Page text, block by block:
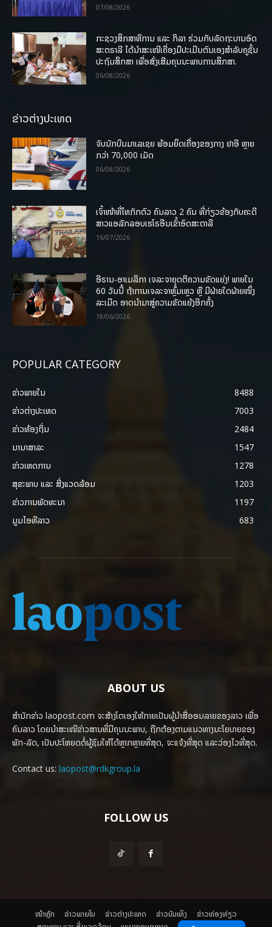
07/08/2026
ກະຊວງສຶກສາທິການ ແລະ ກິລາ ຮ່ວມກັບລັດຖະບານອົດ
ສະຕຣາລີ ໄດ້ນຳສະເໜີເຄື່ອງມືປະເມີນຕົນເອງສຳລັບຄູຊັ້ນ
ປະຖົມສຶກສາ ເພື່ອສົ່ງເສີມຄຸນນະພາບການສຶກສາ.
06/08/2026
ຂ່າວຕ່າງປະເທດ
ຈັບນັກບິນມາເລເຊຍ ພ້ອມຍຶດເຄື່ອງຂອງກາງ ຢາອີ ຫຼາຍ
ກວ່າ 70,000 ເມັດ
06/08/2026
ເຈົ້າໜ້າທີ່ໄທກັກຕົວ ຄົນລາວ 2 ຄົນ ທີ່ກ່ຽວຂ້ອງກັບຄະດີ
ສາວແອລັກລອບເຮໂຣອີນເຂົ້າອົດສະຕາລີ
16/07/2026
ອີຣານ-ອາເມລິກາ ເຈລະຈາຍຸດຕິຄວາມຂັດແຍ່ງ! ພາຍໃນ
60 ວັນນີ້ ຖ້າການເຈລະຈາຫຼົ້ມເຫຼວ ຫຼື ມີຝ່າຍໃດຝ່າຍໜຶ່ງ
ລະເມີດ ອາດນໍາມາສູ່ຄວາມຂັດແຍ້ງອີກຄັ້ງ
18/06/2026
POPULAR CATEGORY
ຂ່າວພາຍ​ໃນ
8488
ຂ່າວຕ່າງປະເທດ
7003
ຂ່າວທ້ອງຖິ່ນ
2484
ນານາສາລະ
1547
ຂ່າວເຫດການ
1278
ສຸຂະພາບ ແລະ ສີ່ງແວດລ້ອມ
1203
ຂ່າວການພັດທະນາ
1197
ມູມໄອທີລາວ
683
ABOUT US
ສຳນັກຂ່າວ laopost.com ຈະສ້າງໂຕເອງໃຫ້ກາຍເປັນຜູ້ນຳສື່ອອນລາຍຂອງລາວ ເພື່ອ
ຄົນລາວ ໂດຍນຳສະເໜີຂ່າວສານທີ່ມີຄຸນນະພາບ, ຖືກຕ້ອງຕາມແນວທາງນະໂຍບາຍຂອງ
ພັກ-ລັດ, ເປັນປະໂຫຍດຕໍ່ຜູ້ຊົມໃຫ້ໄດ້ຫຼາກຫຼາຍທີ່ສຸດ, ຈະແຈ້ງທີ່ສຸດ ແລະວ່ອງໄວທີ່ສຸດ.
Contact us: laopost@rdkgroup.la
FOLLOW US
ໜ້າຫຼັກ ຂ່າວພາຍ​ໃນ ຂ່າວຕ່າງປະເທດ ​ຂ່າວບັນເທິງ
​ຂ່າວທ່ອງທ່ຽວ